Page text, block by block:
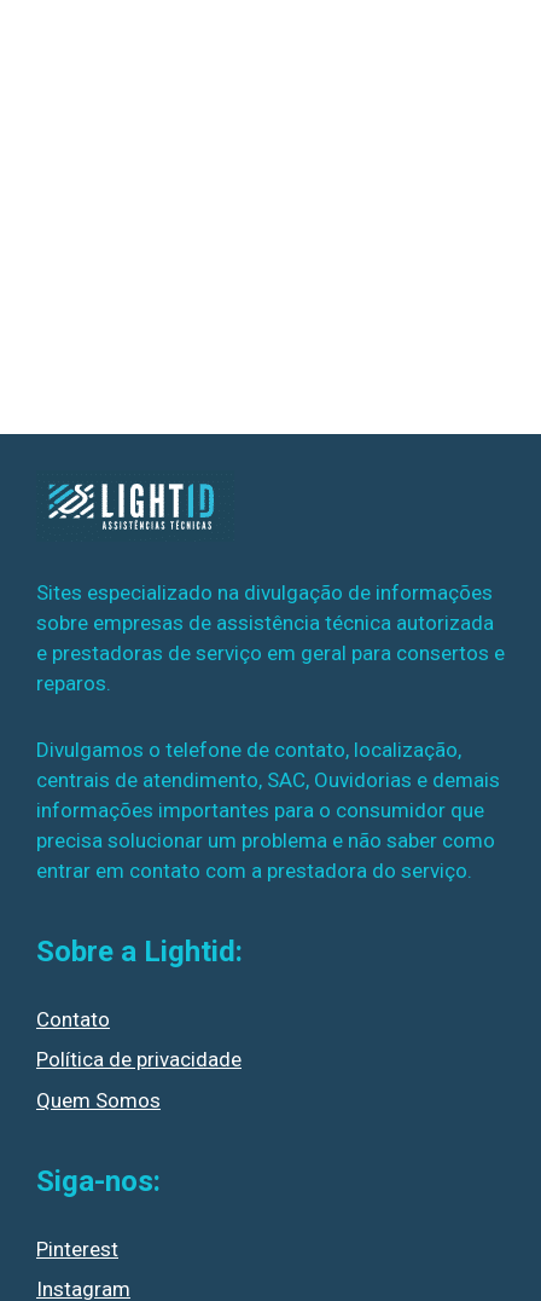
Sites especializado na divulgação de informações
sobre empresas de assistência técnica autorizada
e prestadoras de serviço em geral para consertos e
reparos.
Divulgamos o telefone de contato, localização,
centrais de atendimento, SAC, Ouvidorias e demais
informações importantes para o consumidor que
precisa solucionar um problema e não saber como
entrar em contato com a prestadora do serviço.
Sobre a Lightid:
Contato
Política de privacidade
Quem Somos
Siga-nos:
Pinterest
Instagram